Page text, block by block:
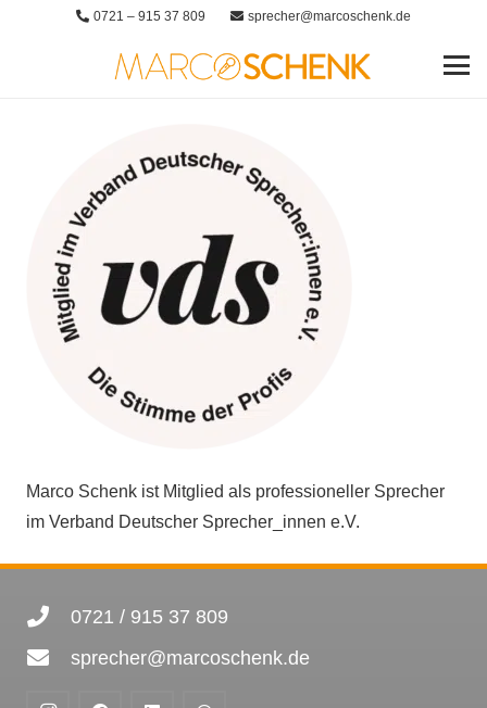
0721 – 915 37 809 sprecher@marcoschenk.de
Marco Schenk ist Mitglied als professioneller Sprecher
im Verband Deutscher Sprecher_innen e.V.
0721 / 915 37 809
sprecher@marcoschenk.de